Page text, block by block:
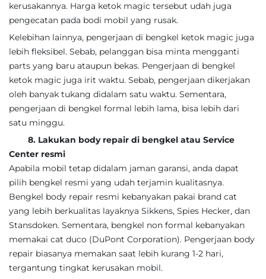
kerusakannya. Harga ketok magic tersebut udah juga
pengecatan pada bodi mobil yang rusak.
Kelebihan lainnya, pengerjaan di bengkel ketok magic juga
lebih fleksibel. Sebab, pelanggan bisa minta mengganti
parts yang baru ataupun bekas. Pengerjaan di bengkel
ketok magic juga irit waktu. Sebab, pengerjaan dikerjakan
oleh banyak tukang didalam satu waktu. Sementara,
pengerjaan di bengkel formal lebih lama, bisa lebih dari
satu minggu.
8. Lakukan body repair di bengkel atau Service
Center resmi
Apabila mobil tetap didalam jaman garansi, anda dapat
pilih bengkel resmi yang udah terjamin kualitasnya.
Bengkel body repair resmi kebanyakan pakai brand cat
yang lebih berkualitas layaknya Sikkens, Spies Hecker, dan
Stansdoken. Sementara, bengkel non formal kebanyakan
memakai cat duco (DuPont Corporation). Pengerjaan body
repair biasanya memakan saat lebih kurang 1-2 hari,
tergantung tingkat kerusakan mobil.